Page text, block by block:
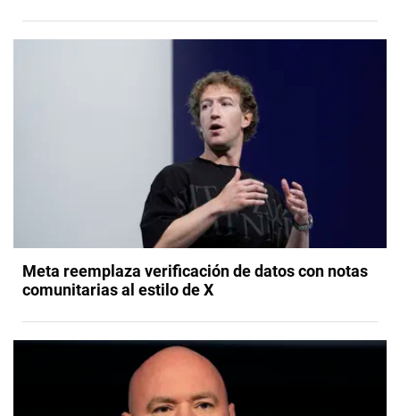
Meta reemplaza verificación de datos con notas
comunitarias al estilo de X